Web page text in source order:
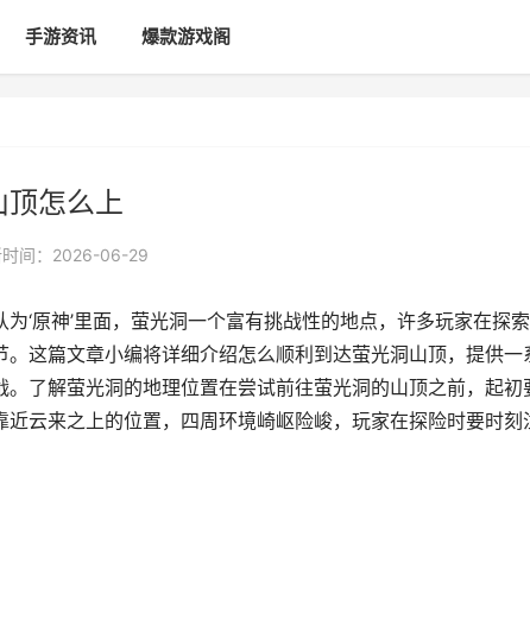
手游资讯 爆款游戏阁
顶怎么上
时间：2026-06-29
‘原神’里面，萤光洞一个富有挑战性的地点，许多玩家在探
。这篇文章小编将详细介绍怎么顺利到达萤光洞山顶，提供
。了解萤光洞的地理位置在尝试前往萤光洞的山顶之前，起
近云来之上的位置，四周环境崎岖险峻，玩家在探险时要时